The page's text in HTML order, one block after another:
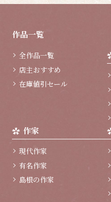
作品一覧
全作品一覧
店主おすすめ
在庫値引セール
作家
現代作家
有名作家
島根の作家